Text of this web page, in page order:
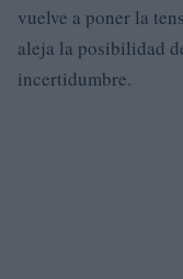
vuelve a poner la
aleja la posibilidad
incertidumbre.